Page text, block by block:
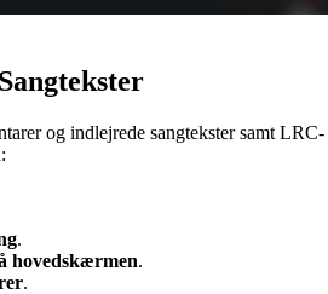
og indlejrede sangtekster samt LRC-
.
hovedskærmen.
.